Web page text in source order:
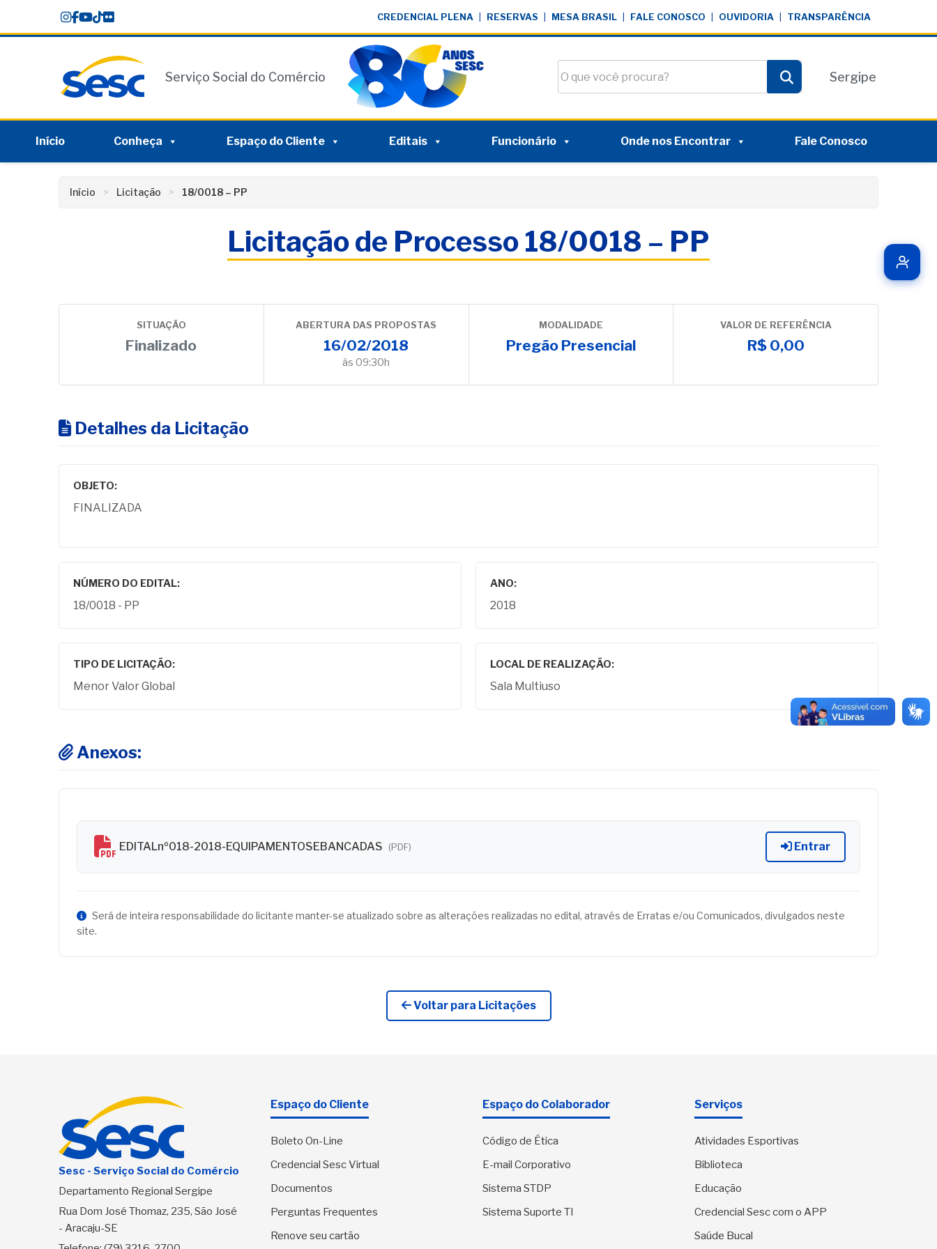
content
CREDENCIAL PLENA RESERVAS MESA BRASIL FALE CONOSCO OUVIDORIA TRANSPARÊNCIA
Serviço Social do Comércio
Pesquisar
Sergipe
Início Conheça Espaço do Cliente Editais Funcionário Onde nos Encontrar Fale Conosco
Início Licitação 18/0018 – PP
Licitação de Processo 18/0018 – PP
SITUAÇÃO
Finalizado
ABERTURA DAS PROPOSTAS
16/02/2018
às 09:30h
MODALIDADE
Pregão Presencial
VALOR DE REFERÊNCIA
R$ 0,00
Detalhes da Licitação
OBJETO:
FINALIZADA
NÚMERO DO EDITAL:
18/0018 - PP
ANO:
2018
TIPO DE LICITAÇÃO:
Menor Valor Global
LOCAL DE REALIZAÇÃO:
Sala Multiuso
Anexos:
EDITALnº018-2018-EQUIPAMENTOSEBANCADAS (PDF) Entrar
Será de inteira responsabilidade do licitante manter-se atualizado sobre as alterações realizadas no edital, através de Erratas e/ou Comunicados, divulgados neste
site.
Voltar para Licitações
Sesc - Serviço Social do Comércio
Departamento Regional Sergipe
Rua Dom José Thomaz, 235, São José
- Aracaju-SE
Espaço do Cliente
Boleto On-Line
Credencial Sesc Virtual
Documentos
Perguntas Frequentes
Renove seu cartão
Espaço do Colaborador
Código de Ética
E-mail Corporativo
Sistema STDP
Sistema Suporte TI
Serviços
Atividades Esportivas
Biblioteca
Educação
Credencial Sesc com o APP
Saúde Bucal